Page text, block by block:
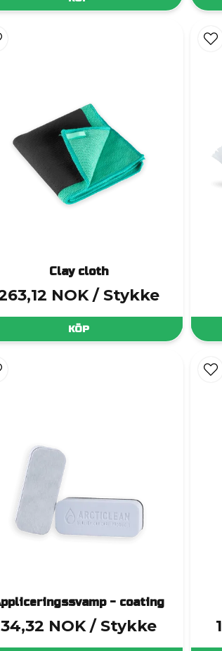
händerna
eller kemibaserade
gillar att jobba noggrant.
Clay cloth
NOK / Stykke
KÖP
- coating
34,32 NOK / Stykke